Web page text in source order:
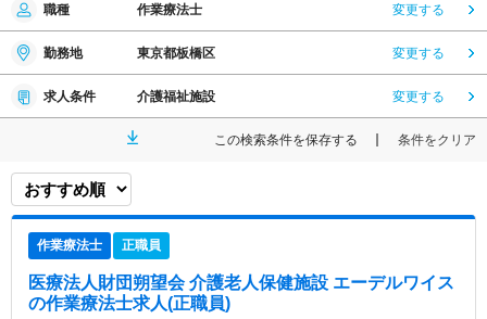
職種 作業療法士 変更する
勤務地 東京都板橋区 変更する
求人条件 介護福祉施設 変更する
この検索条件を保存する 条件をクリア
作業療法士 正職員
医療法人財団朔望会 介護老人保健施設 エーデルワイス
の作業療法士求人(正職員)